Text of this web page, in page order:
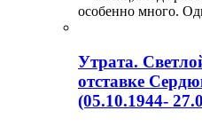
особенно много.
Утрата.
отставке
(05.10.1944-